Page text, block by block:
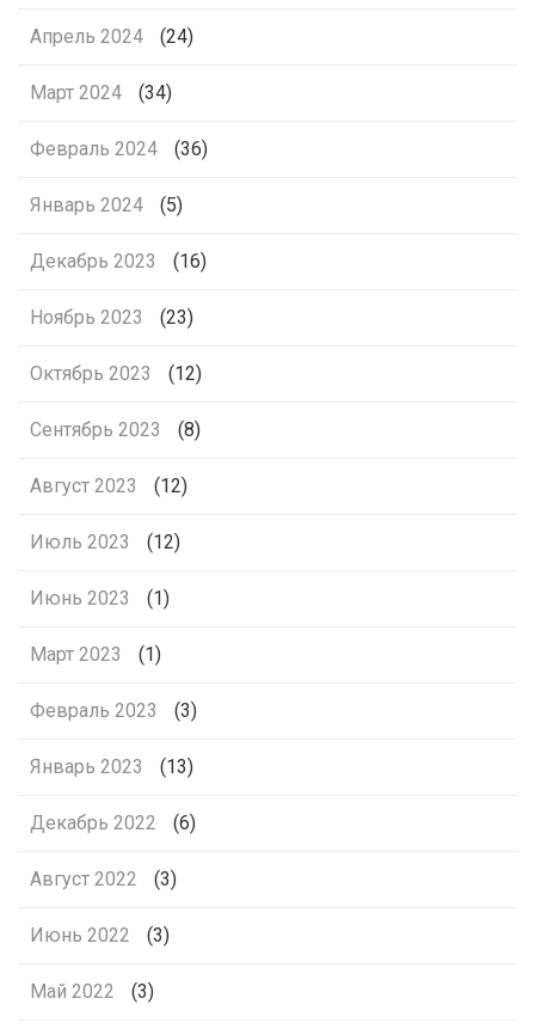
Апрель 2024 (24)
Март 2024 (34)
Февраль 2024 (36)
Январь 2024 (5)
Декабрь 2023 (16)
Ноябрь 2023 (23)
Октябрь 2023 (12)
Сентябрь 2023 (8)
Август 2023 (12)
Июль 2023 (12)
Июнь 2023 (1)
Март 2023 (1)
Февраль 2023 (3)
Январь 2023 (13)
Декабрь 2022 (6)
Август 2022 (3)
Июнь 2022 (3)
Май 2022 (3)